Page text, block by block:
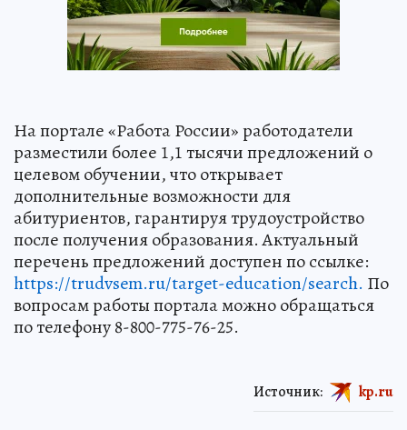
На портале «Работа России» работодатели
разместили более 1,1 тысячи предложений о
целевом обучении, что открывает
дополнительные возможности для
абитуриентов, гарантируя трудоустройство
после получения образования. Актуальный
перечень предложений доступен по ссылке:
https://trudvsem.ru/target-education/search. По
вопросам работы портала можно обращаться
по телефону 8-800-775-76-25.
Источник: kp.ru